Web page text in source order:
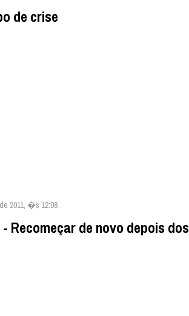
de crise
2011, �s 12:08
Recomeçar de novo depois dos